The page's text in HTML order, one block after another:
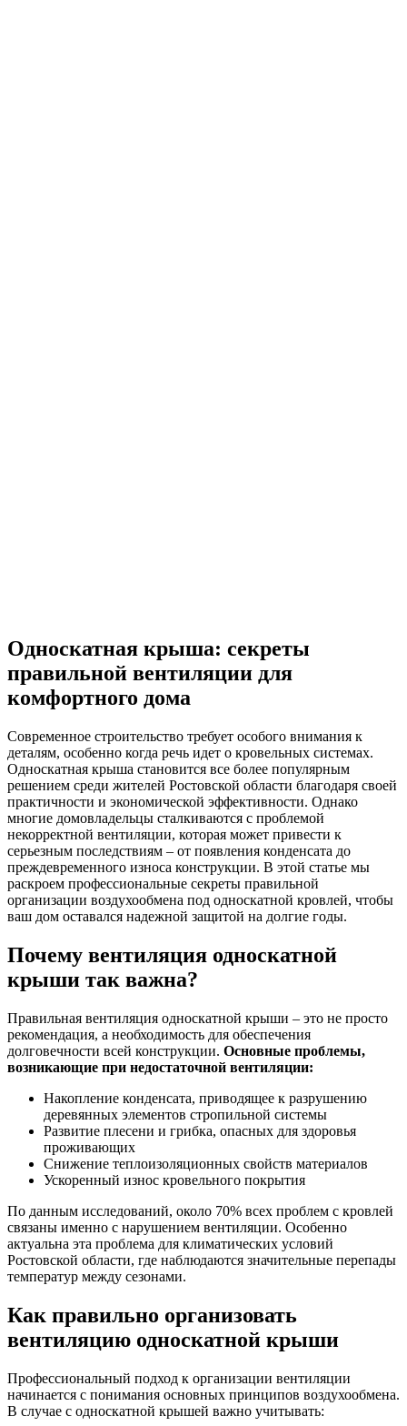
Односкатная крыша: секреты
правильной вентиляции для
комфортного дома
Современное строительство требует особого внимания к
деталям, особенно когда речь идет о кровельных системах.
Односкатная крыша становится все более популярным
решением среди жителей Ростовской области благодаря своей
практичности и экономической эффективности. Однако
многие домовладельцы сталкиваются с проблемой
некорректной вентиляции, которая может привести к
серьезным последствиям – от появления конденсата до
преждевременного износа конструкции. В этой статье мы
раскроем профессиональные секреты правильной
организации воздухообмена под односкатной кровлей, чтобы
ваш дом оставался надежной защитой на долгие годы.
Почему вентиляция односкатной
крыши так важна?
Правильная вентиляция односкатной крыши – это не просто
рекомендация, а необходимость для обеспечения
долговечности всей конструкции. Основные проблемы,
возникающие при недостаточной вентиляции:
Накопление конденсата, приводящее к разрушению
деревянных элементов стропильной системы
Развитие плесени и грибка, опасных для здоровья
проживающих
Снижение теплоизоляционных свойств материалов
Ускоренный износ кровельного покрытия
По данным исследований, около 70% всех проблем с кровлей
связаны именно с нарушением вентиляции. Особенно
актуальна эта проблема для климатических условий
Ростовской области, где наблюдаются значительные перепады
температур между сезонами.
Как правильно организовать
вентиляцию односкатной крыши
Профессиональный подход к организации вентиляции
начинается с понимания основных принципов воздухообмена.
В случае с односкатной крышей важно учитывать: